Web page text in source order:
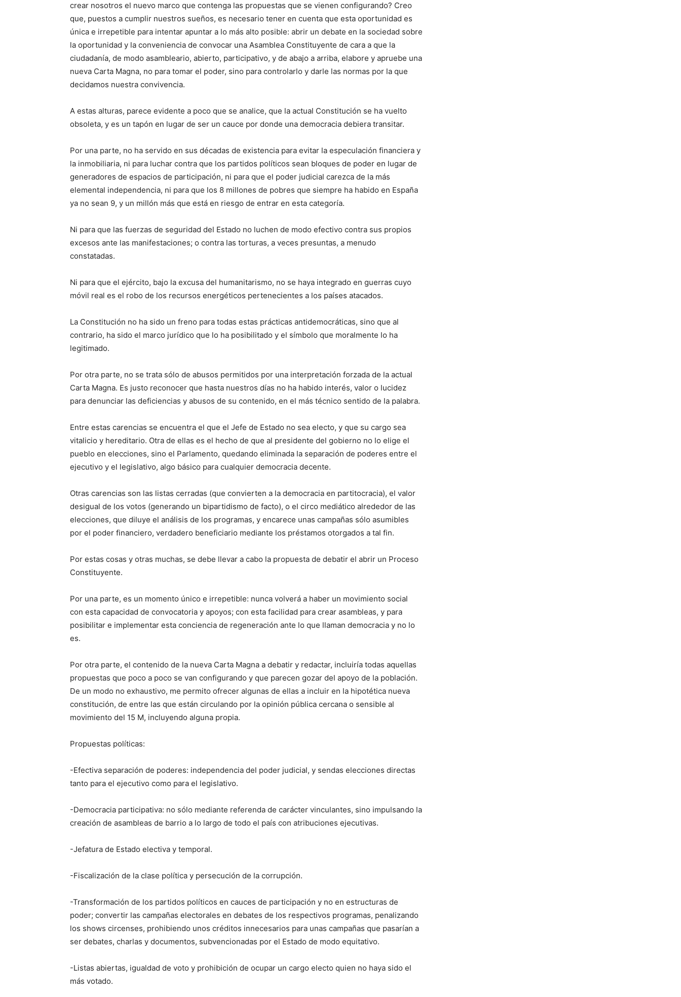
crear nosotros el nuevo marco que contenga las propuestas que se vienen configurando? Creo
que, puestos a cumplir nuestros sueños, es necesario tener en cuenta que esta oportunidad es
única e irrepetible para intentar apuntar a lo más alto posible: abrir un debate en la sociedad sobre
la oportunidad y la conveniencia de convocar una Asamblea Constituyente de cara a que la
ciudadanía, de modo asambleario, abierto, participativo, y de abajo a arriba, elabore y apruebe una
nueva Carta Magna, no para tomar el poder, sino para controlarlo y darle las normas por la que
decidamos nuestra convivencia.
A estas alturas, parece evidente a poco que se analice, que la actual Constitución se ha vuelto
obsoleta, y es un tapón en lugar de ser un cauce por donde una democracia debiera transitar.
Por una parte, no ha servido en sus décadas de existencia para evitar la especulación financiera y
la inmobiliaria, ni para luchar contra que los partidos políticos sean bloques de poder en lugar de
generadores de espacios de participación, ni para que el poder judicial carezca de la más
elemental independencia, ni para que los 8 millones de pobres que siempre ha habido en España
ya no sean 9, y un millón más que está en riesgo de entrar en esta categoría.
Ni para que las fuerzas de seguridad del Estado no luchen de modo efectivo contra sus propios
excesos ante las manifestaciones; o contra las torturas, a veces presuntas, a menudo
constatadas.
Ni para que el ejército, bajo la excusa del humanitarismo, no se haya integrado en guerras cuyo
móvil real es el robo de los recursos energéticos pertenecientes a los países atacados.
La Constitución no ha sido un freno para todas estas prácticas antidemocráticas, sino que al
contrario, ha sido el marco jurídico que lo ha posibilitado y el símbolo que moralmente lo ha
legitimado.
Por otra parte, no se trata sólo de abusos permitidos por una interpretación forzada de la actual
Carta Magna. Es justo reconocer que hasta nuestros días no ha habido interés, valor o lucidez
para denunciar las deficiencias y abusos de su contenido, en el más técnico sentido de la palabra.
Entre estas carencias se encuentra el que el Jefe de Estado no sea electo, y que su cargo sea
vitalicio y hereditario. Otra de ellas es el hecho de que al presidente del gobierno no lo elige el
pueblo en elecciones, sino el Parlamento, quedando eliminada la separación de poderes entre el
ejecutivo y el legislativo, algo básico para cualquier democracia decente.
Otras carencias son las listas cerradas (que convierten a la democracia en partitocracia), el valor
desigual de los votos (generando un bipartidismo de facto), o el circo mediático alrededor de las
elecciones, que diluye el análisis de los programas, y encarece unas campañas sólo asumibles
por el poder financiero, verdadero beneficiario mediante los préstamos otorgados a tal fin.
Por estas cosas y otras muchas, se debe llevar a cabo la propuesta de debatir el abrir un Proceso
Constituyente.
Por una parte, es un momento único e irrepetible: nunca volverá a haber un movimiento social
con esta capacidad de convocatoria y apoyos; con esta facilidad para crear asambleas, y para
posibilitar e implementar esta conciencia de regeneración ante lo que llaman democracia y no lo
es.
Por otra parte, el contenido de la nueva Carta Magna a debatir y redactar, incluiría todas aquellas
propuestas que poco a poco se van configurando y que parecen gozar del apoyo de la población.
De un modo no exhaustivo, me permito ofrecer algunas de ellas a incluir en la hipotética nueva
constitución, de entre las que están circulando por la opinión pública cercana o sensible al
movimiento del 15 M, incluyendo alguna propia.
Propuestas políticas:
-Efectiva separación de poderes: independencia del poder judicial, y sendas elecciones directas
tanto para el ejecutivo como para el legislativo.
-Democracia participativa: no sólo mediante referenda de carácter vinculantes, sino impulsando la
creación de asambleas de barrio a lo largo de todo el país con atribuciones ejecutivas.
-Jefatura de Estado electiva y temporal.
-Fiscalización de la clase política y persecución de la corrupción.
-Transformación de los partidos políticos en cauces de participación y no en estructuras de
poder; convertir las campañas electorales en debates de los respectivos programas, penalizando
los shows circenses, prohibiendo unos créditos innecesarios para unas campañas que pasarían a
ser debates, charlas y documentos, subvencionadas por el Estado de modo equitativo.
-Listas abiertas, igualdad de voto y prohibición de ocupar un cargo electo quien no haya sido el
más votado.